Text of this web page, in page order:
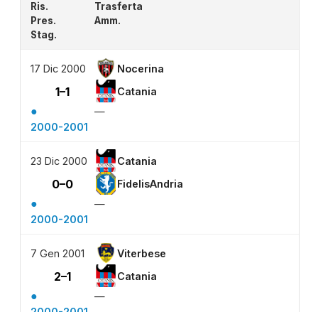
Ris.
Trasferta
Pres.
Amm.
Stag.
17 Dic 2000 Nocerina
1–1 Catania
●
—
2000-2001
23 Dic 2000 Catania
0–0 FidelisAndria
●
—
2000-2001
7 Gen 2001 Viterbese
2–1 Catania
●
—